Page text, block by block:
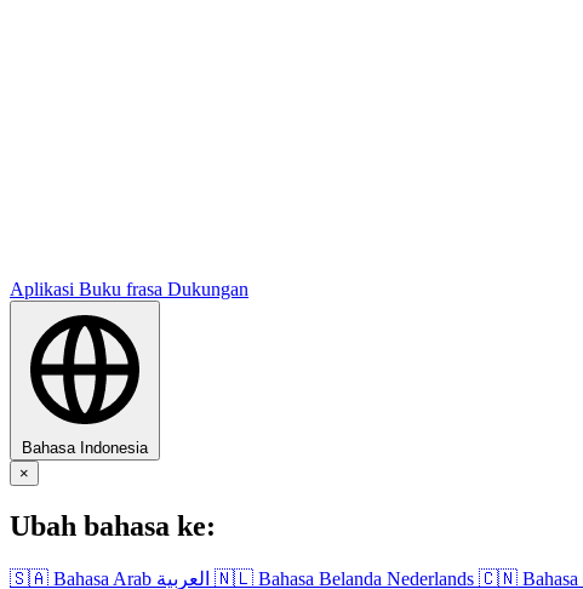
Aplikasi Buku frasa Dukungan
Bahasa Indonesia
×
Ubah bahasa ke:
🇸🇦 Bahasa Arab العربية 🇳🇱 Bahasa Belanda Nederlands 🇨🇳 Bahasa